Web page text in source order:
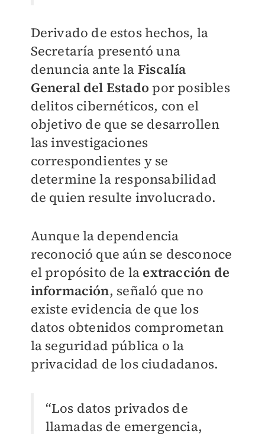
Derivado de estos hechos, la
Secretaría presentó una
denuncia ante la Fiscalía
General del Estado por posibles
delitos cibernéticos, con el
objetivo de que se desarrollen
las investigaciones
correspondientes y se
determine la responsabilidad
de quien resulte involucrado.
Aunque la dependencia
reconoció que aún se desconoce
el propósito de la extracción de
información, señaló que no
existe evidencia de que los
datos obtenidos comprometan
la seguridad pública o la
privacidad de los ciudadanos.
“Los datos privados de
llamadas de emergencia,